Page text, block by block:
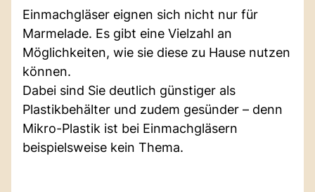
Einmachgläser eignen sich nicht nur für
Marmelade. Es gibt eine Vielzahl an
Möglichkeiten, wie sie diese zu Hause nutzen
können.
Dabei sind Sie deutlich günstiger als
Plastikbehälter und zudem gesünder – denn
Mikro-Plastik ist bei Einmachgläsern
beispielsweise kein Thema.